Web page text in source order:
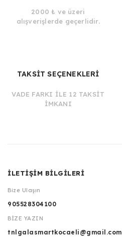
2000 ₺ ve üzeri
alışverişlerde geçerlidir.
TAKSİT SEÇENEKLERİ
VADE FARKI İLE 12 TAKSİT
İMKANI
İLETİŞİM BİLGİLERİ
Bize Ulaşın
905528304100
BİZE YAZIN
tnlgalasmartkocaeli@gmail.com